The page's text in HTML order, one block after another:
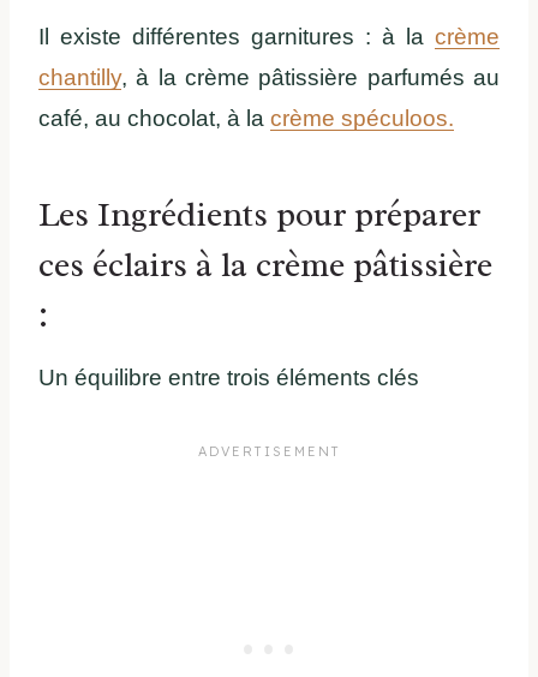
Il existe différentes garnitures : à la crème
chantilly, à la crème pâtissière parfumés au
café, au chocolat, à la crème spéculoos.
Les Ingrédients pour préparer
ces éclairs à la crème pâtissière
:
Un équilibre entre trois éléments clés